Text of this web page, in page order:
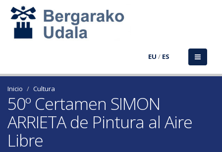
EU / ES
Inicio Cultura
50º Certamen SIMON
ARRIETA de Pintura al Aire
Libre